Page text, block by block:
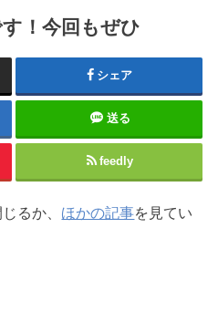
！今回もぜひ
シェア
送る
feedly
るか、 ほかの記事を見てい